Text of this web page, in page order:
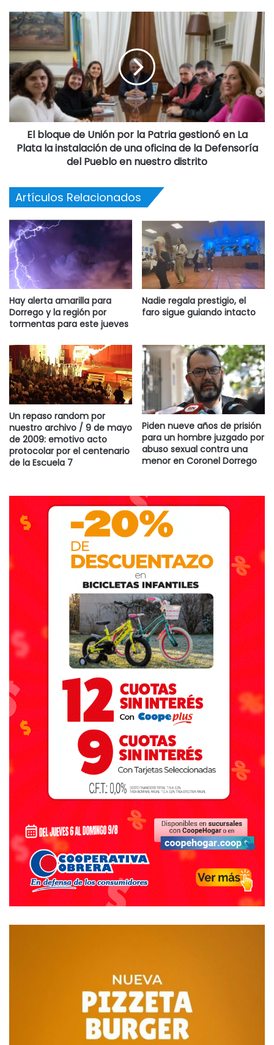
El bloque de Unión por la Patria gestionó en La
Plata la instalación de una oficina de la Defensoría
del Pueblo en nuestro distrito
Artículos Relacionados
Hay alerta amarilla para
Dorrego y la región por
tormentas para este jueves
Nadie regala prestigio, el
faro sigue guiando intacto
Un repaso random por
nuestro archivo / 9 de mayo
de 2009: emotivo acto
protocolar por el centenario
de la Escuela 7
Piden nueve años de prisión
para un hombre juzgado por
abuso sexual contra una
menor en Coronel Dorrego